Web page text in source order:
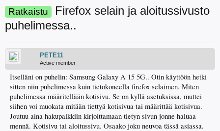
Ratkaistu
Firefox selain ja aloitussivusto
puhelimessa..
PETE11
Active member
Itselläni on puhelin: Samsung Galaxy A 15 5G.. Otin käyttöön hetki
sitten niin puhelimessa kuin tietokoneella firefox selaimen. Miten
puhelimessa määritellään kotisivu. Se on kyllä asetuksissa, muttei
siihen voi muokata mitään tiettyä kotisivua tai määrittää kotisivua.
Joutuu aina hakupalkkiin kirjoittamaan tietyn sivun jonne haluaa
mennä. Kotisivu tai aloitussivu. Osaako joku neuvoa tässä asiassa.